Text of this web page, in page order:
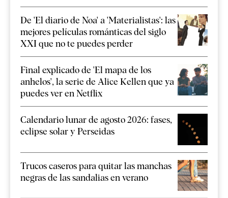
De 'El diario de Noa' a 'Materialistas': las
mejores películas románticas del siglo
XXI que no te puedes perder
Final explicado de 'El mapa de los
anhelos', la serie de Alice Kellen que ya
puedes ver en Netflix
Calendario lunar de agosto 2026: fases,
eclipse solar y Perseidas
Trucos caseros para quitar las manchas
negras de las sandalias en verano